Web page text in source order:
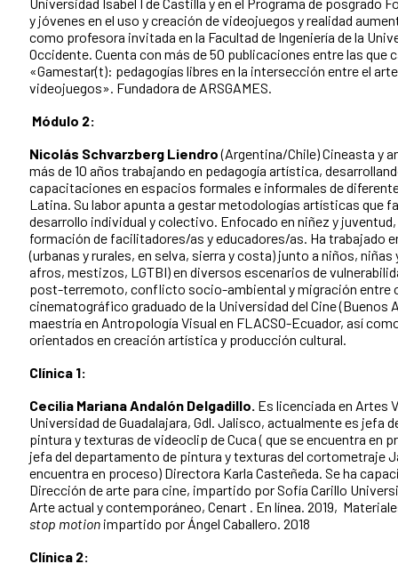
y jóvenes en el uso y creación de videojuegos y realidad
como profesora invitada en la Facultad de Ingeniería de la
Occidente. Cuenta con más de 50 publicaciones entre las que
«Gamestar(t): pedagogías libres en la intersección entre el
videojuegos». Fundadora de ARSGAMES.
Módulo 2:
Nicolás Schvarzberg Liendro(Argentina/Chile) Cineasta y
más de 10 años trabajando en pedagogía artística,
capacitaciones en espacios formales e informales de
Latina. Su labor apunta a gestar metodologías artísticas que
desarrollo individual y colectivo. Enfocado en niñez y
formación de facilitadores/as y educadores/as. Ha trabajado
(urbanas y rurales, en selva, sierra y costa) junto a niños, niñas
afros, mestizos, LGTBI) en diversos escenarios de
post-terremoto, conflicto socio-ambiental y migración entre
cinematográfico graduado de la Universidad del Cine (Buenos
maestría en Antropología Visual en FLACSO-Ecuador, así
orientados en creación artística y producción cultural.
Clínica 1:
Cecilia Mariana Andalón Delgadillo. Es licenciada en Artes
Universidad de Guadalajara, Gdl. Jalisco, actualmente es jefa
pintura y texturas de videoclip de Cuca ( que se encuentra en
jefa del departamento de pintura y texturas del cortometraje
encuentra en proceso) Directora Karla Casteñeda. Se ha
Dirección de arte para cine, impartido por Sofía Carillo
Arte actual y contemporáneo, Cenart . En línea. 2019,
stop motion impartido por Ángel Caballero. 2018
Clínica 2: